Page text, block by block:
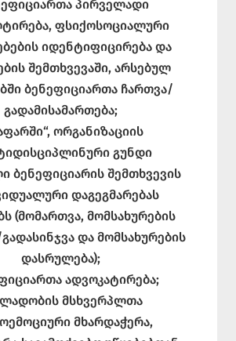
პირველადი
ფსიქოსოციალური
იდენტიფიცირება და
შემთხვევაში, არსებულ
ბენეფიციართა ჩართვა/
გადამისამართება;
ორგანიზაციის
გუნდი
ბენეფიციარის შემთხვევის
დაგეგმარებას
(მომართვა, მომსახურების
და მომსახურების
დასრულება);
ადვოკატირება;
მსხვერპლთა
მხარდაჭერა,